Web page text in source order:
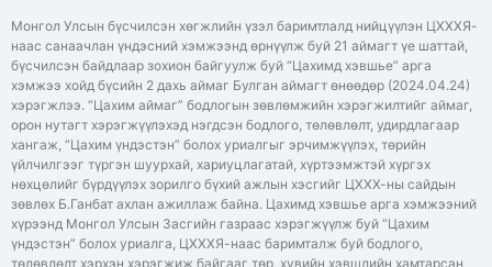
Монгол Улсын бүсчилсэн хөгжлийн үзэл баримтлалд нийцүүлэн ЦХХХЯ-
наас санаачлан үндэсний хэмжээнд өрнүүлж буй 21 аймагт үе шаттай,
бүсчилсэн байдлаар зохион байгуулж буй “Цахимд хэвшье” арга
хэмжээ хойд бүсийн 2 дахь аймаг Булган аймагт өнөөдөр (2024.04.24)
хэрэгжлээ. “Цахим аймаг” бодлогын зөвлөмжийн хэрэгжилтийг аймаг,
орон нутагт хэрэгжүүлэхэд нэгдсэн бодлого, төлөвлөлт, удирдлагаар
хангаж, “Цахим үндэстэн” болох уриалгыг эрчимжүүлэх, төрийн
үйлчилгээг түргэн шуурхай, хариуцлагатай, хүртээмжтэй хүргэх
нөхцөлийг бүрдүүлэх зорилго бүхий ажлын хэсгийг ЦХХХ-ны сайдын
зөвлөх Б.Ганбат ахлан ажиллаж байна. Цахимд хэвшье арга хэмжээний
хүрээнд Монгол Улсын Засгийн газраас хэрэгжүүлж буй “Цахим
үндэстэн” болох уриалга, ЦХХХЯ-наас баримталж буй бодлого,
төлөвлөлт хэрхэн хэрэгжиж байгааг төр, хувийн хэвшлийн хамтарсан